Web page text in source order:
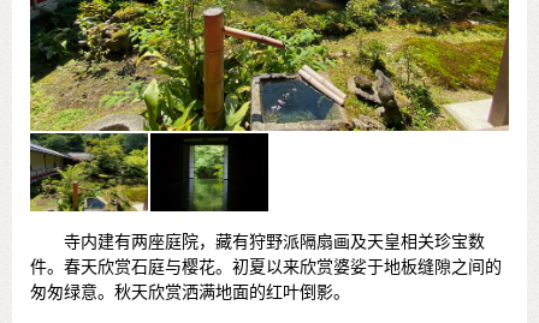
寺内建有两座庭院，藏有狩野派隔扇画及天皇相关珍宝数
件。春天欣赏石庭与樱花。初夏以来欣赏婆娑于地板缝隙之间的
匆匆绿意。秋天欣赏洒满地面的红叶倒影。